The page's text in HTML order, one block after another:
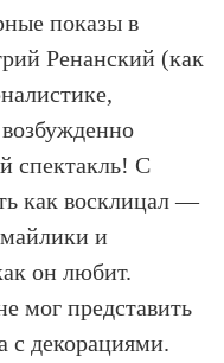
показы в
Ренанский (как
спектакль! С
как восклицал —
и
он любит.
мог представить
с декорациями.